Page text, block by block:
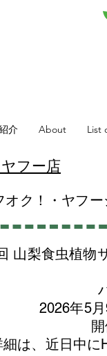
介 About List
ヤフー店
オク！・ヤフ
山梨食虫植物
2026年5
細は、近日中に